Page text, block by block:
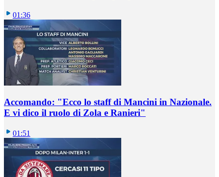
01:36
Accomando: "Ecco lo staff di Mancini in Nazionale.
E vi dico il ruolo di Zola e Ranieri"
01:51